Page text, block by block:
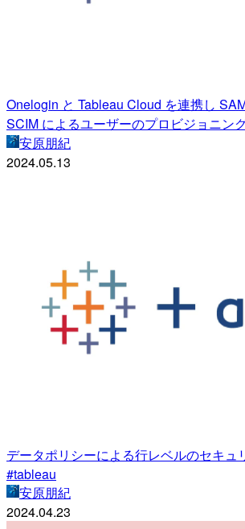
Onelogin と Tableau Cloud を連携し
SCIM によるユーザーのプロビジョニン
安原朋紀
2024.05.13
データポリシーによる行レベルのセキュ
#tableau
安原朋紀
2024.04.23